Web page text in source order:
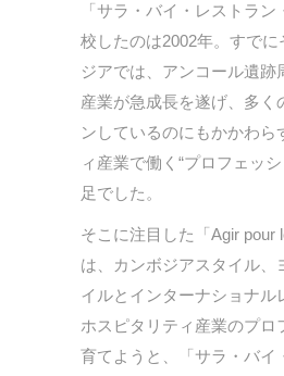
「サラ・バイ・レストラ
校したのは2002年。すでに
ジアでは、アンコール遺跡
産業が急成長を遂げ、多く
ンしているのにもかかわら
ィ産業で働く“プロフェッ
足でした。
そこに注目した「Agir pour
は、カンボジアスタイル、
イルとインターナショナル
ホスピタリティ産業のプロ
育てようと、「サラ・バイ